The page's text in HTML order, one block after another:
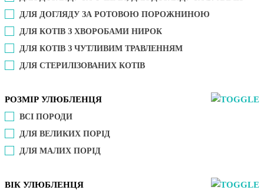
ДЛЯ ДОГЛЯДУ ЗА РОТОВОЮ ПОРОЖНИНОЮ
ДЛЯ КОТІВ З ХВОРОБАМИ НИРОК
ДЛЯ КОТІВ З ЧУТЛИВИМ ТРАВЛЕННЯМ
ДЛЯ СТЕРИЛІЗОВАНИХ КОТІВ
РОЗМІР УЛЮБЛЕНЦЯ
ВСІ ПОРОДИ
ДЛЯ ВЕЛИКИХ ПОРІД
ДЛЯ МАЛИХ ПОРІД
ВІК УЛЮБЛЕНЦЯ